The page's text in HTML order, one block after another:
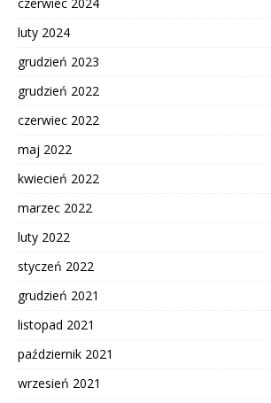
czerwiec 2024
luty 2024
grudzień 2023
grudzień 2022
czerwiec 2022
maj 2022
kwiecień 2022
marzec 2022
luty 2022
styczeń 2022
grudzień 2021
listopad 2021
październik 2021
wrzesień 2021